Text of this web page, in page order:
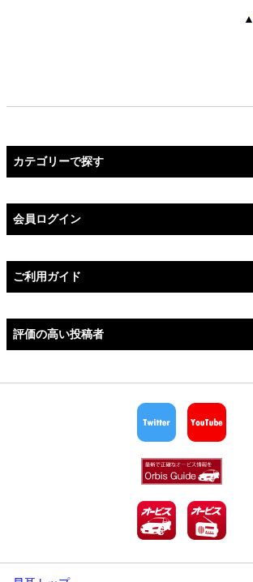
▲
カテゴリーで探す
会員ログイン
ご利用ガイド
評価の高い投稿者